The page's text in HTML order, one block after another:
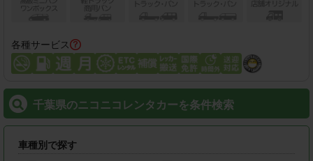
各種サービス
千葉県のニコニコレンタカーを条件検索
車種別で探す